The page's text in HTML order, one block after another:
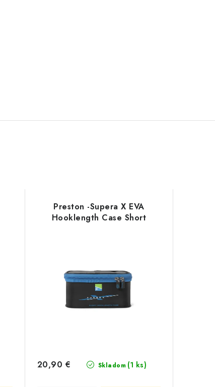
Preston -Supera X EVA
Hooklength Case Short
Skladom (1 ks)
20,90 €